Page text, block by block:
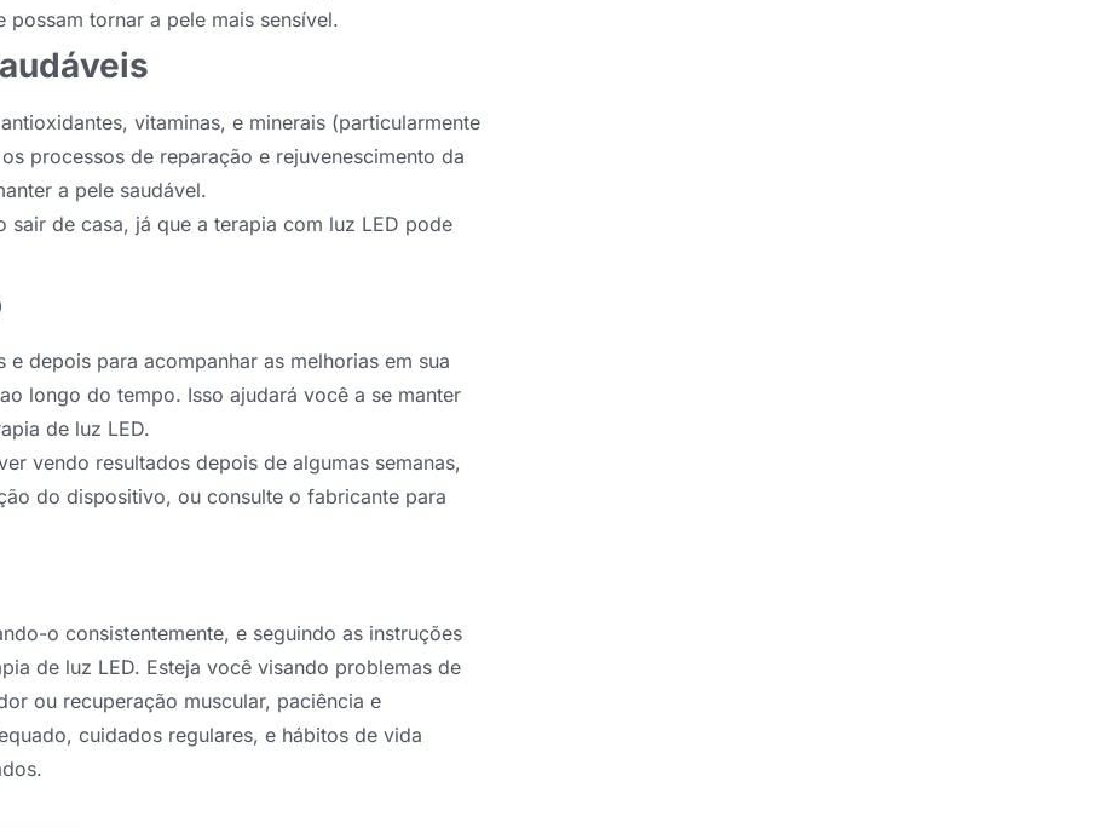
tornar a pele mais sensível.
vitaminas, e minerais (particularmente
processos de reparação e rejuvenescimento da
a pele saudável.
sair de casa, já que a terapia com luz LED pode
e depois para acompanhar as melhorias em sua
longo do tempo. Isso ajudará você a se manter
de luz LED.
vendo resultados depois de algumas semanas,
do dispositivo, ou consulte o fabricante para
o consistentemente, e seguindo as instruções
de luz LED. Esteja você visando problemas de
ou recuperação muscular, paciência e
cuidados regulares, e hábitos de vida